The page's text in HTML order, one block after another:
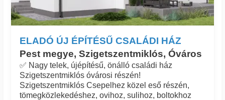
ELADÓ ÚJ ÉPÍTÉSŰ CSALÁDI HÁZ
Pest megye, Szigetszentmiklós, Óváros
✅ Nagy telek, újépítésű, önálló családi ház
Szigetszentmiklós óvárosi részén!
Szigetszentmiklós Csepelhez közel eső részén,
tömegközlekedéshez, ovihoz, sulihoz, boltokhoz